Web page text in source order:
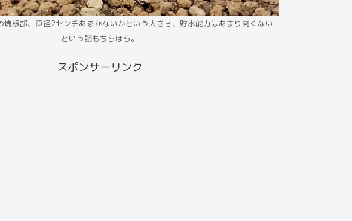
塊根部、直径2センチあるかないかという大きさ、貯水能力はあまり高くない
という話もちらほら。
スポンサーリンク